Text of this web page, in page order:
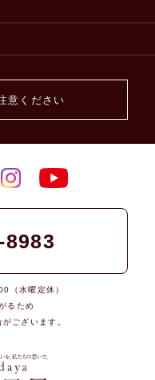
意ください
8983
（水曜定休）
るため
ございます。